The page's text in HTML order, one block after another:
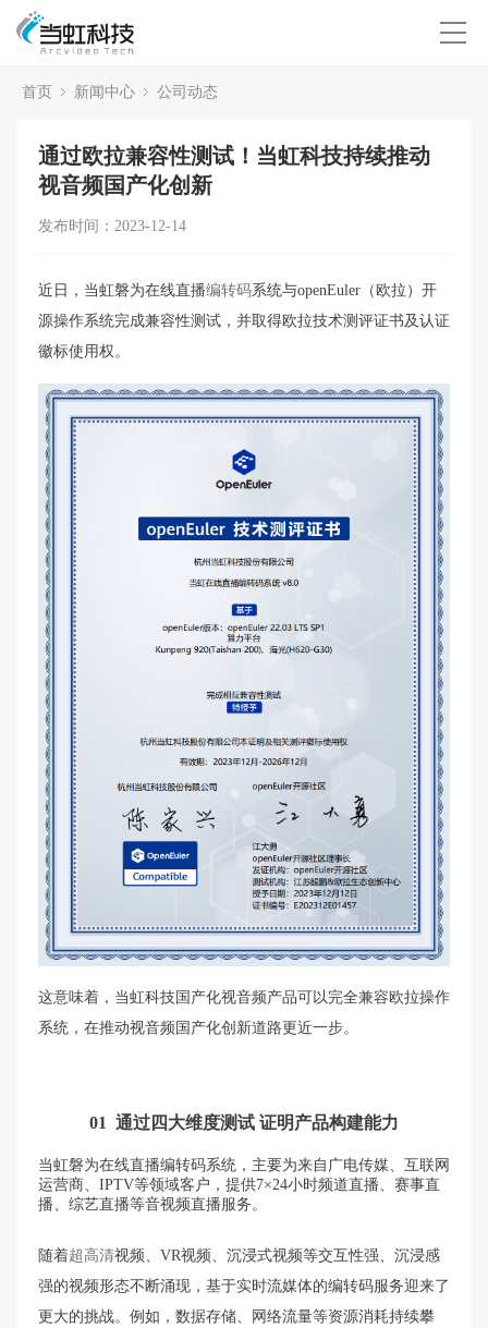
首页 新闻中心 公司动态
通过欧拉兼容性测试！当虹科技持续推动
视音频国产化创新
发布时间：2023-12-14
近日，当虹磐为在线直播编转码系统与openEuler（欧拉）开
源操作系统完成兼容性测试，并取得欧拉技术测评证书及认证
徽标使用权。
这意味着，当虹科技国产化视音频产品可以完全兼容欧拉操作
系统，在推动视音频国产化创新道路更近一步。
01 通过四大维度测试 证明产品构建能力
当虹磐为在线直播编转码系统，主要为来自广电传媒、互联网
运营商、IPTV等领域客户，提供7×24小时频道直播、赛事直
播、综艺直播等音视频直播服务。
随着超高清视频、VR视频、沉浸式视频等交互性强、沉浸感
强的视频形态不断涌现，基于实时流媒体的编转码服务迎来了
更大的挑战。例如，数据存储、网络流量等资源消耗持续攀